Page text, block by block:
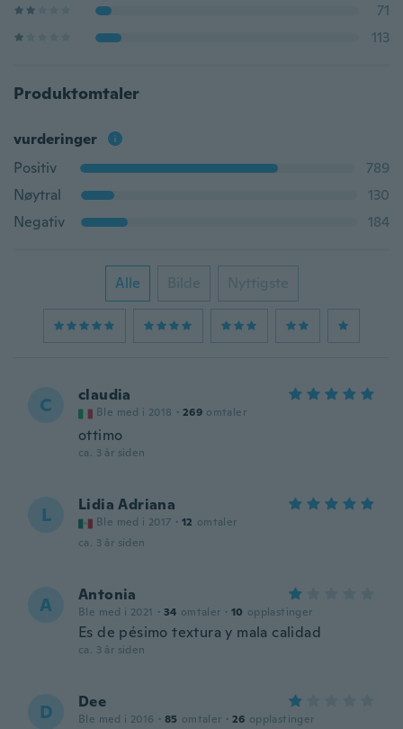
71
113
Produktomtaler
vurderinger
Positiv
789
Nøytral
130
Negativ
184
Alle Bilde Nyttigste
C claudia
Ble med i 2018 · 269 omtaler
ottimo
ca. 3 år siden
L Lidia Adriana
Ble med i 2017 · 12 omtaler
ca. 3 år siden
A Antonia
Ble med i 2021 · 34 omtaler · 10 opplastinger
Es de pésimo textura y mala calidad
ca. 3 år siden
D Dee
Ble med i 2016 · 85 omtaler · 26 opplastinger